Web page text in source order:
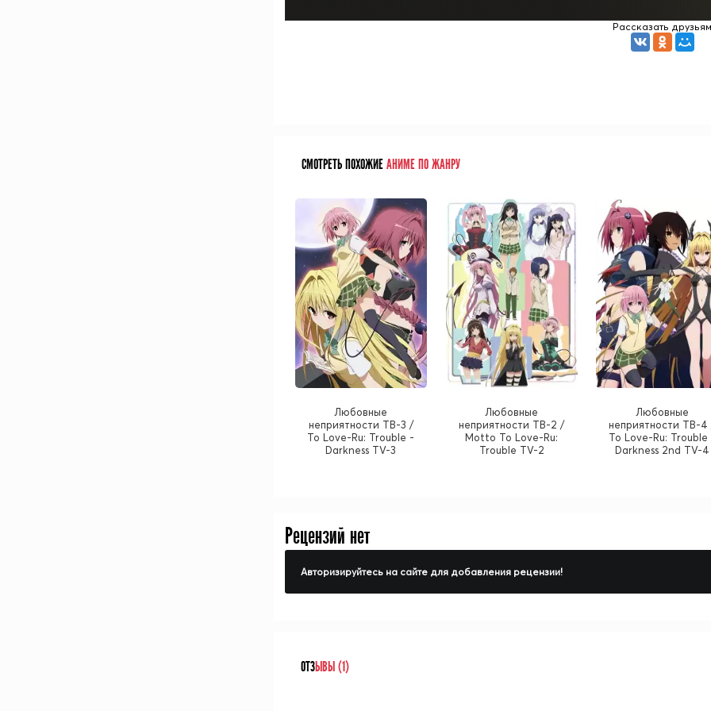
Рассказать друзьям
СМОТРЕТЬ ПОХОЖИЕАНИМЕ ПО ЖАНРУ
Любовные
неприятности ТВ-3 /
To Love-Ru: Trouble -
Darkness TV-3
Любовные
неприятности ТВ-2 /
Motto To Love-Ru:
Trouble TV-2
Любовные
неприятности ТВ-4
To Love-Ru: Trouble
Darkness 2nd TV-4
Рецензий нет
Авторизируйтесь на сайте для добавления рецензии!
ОТЗЫВЫ (1)